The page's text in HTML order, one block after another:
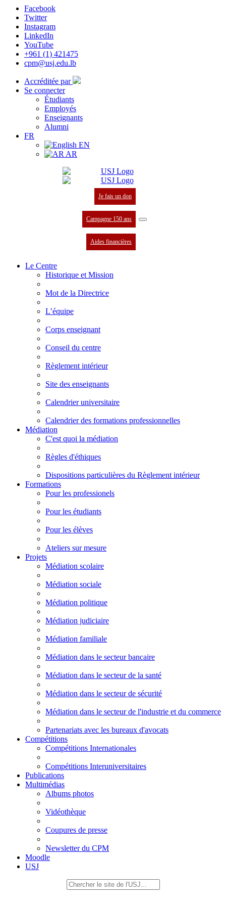
Facebook
Twitter
Instagram
LinkedIn
YouTube
+961 (1) 421475
cpm@usj.edu.lb
Accréditée par
Se connecter
Étudiants
Employés
Enseignants
Alumni
FR
EN
AR
Je fais un don
Campagne 150 ans
Aides financières
Le Centre
Historique et Mission
Mot de la Directrice
L’équipe
Corps enseignant
Conseil du centre
Règlement intérieur
Site des enseignants
Calendrier universitaire
Calendrier des formations professionnelles
Médiation
C'est quoi la médiation
Règles d'éthiques
Dispositions particulières du Règlement intérieur
Formations
Pour les professionels
Pour les étudiants
Pour les élèves
Ateliers sur mesure
Projets
Médiation scolaire
Médiation sociale
Médiation politique
Médiation judiciaire
Médiation familiale
Médiation dans le secteur bancaire
Médiation dans le secteur de la santé
Médiation dans le secteur de sécurité
Médiation dans le secteur de l'industrie et du commerce
Partenariats avec les bureaux d'avocats
Compétitions
Compétitions Internationales
Compétitions Interuniversitaires
Publications
Multimédias
Albums photos
Vidéothèque
Coupures de presse
Newsletter du CPM
Moodle
USJ